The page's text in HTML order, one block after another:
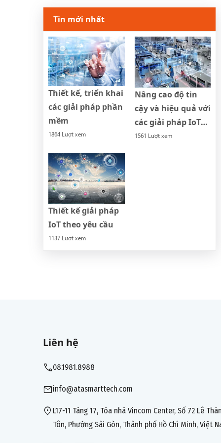
Tin mới nhất
Thiết kế, triển khai
các giải pháp phần
mềm
1864 Lượt xem
Nâng cao độ tin
cậy và hiệu quả với
các giải pháp IoT
công nghiệp
1561 Lượt xem
Thiết kế giải pháp
IoT theo yêu cầu
1137 Lượt xem
Liên hệ
call08.1981.8988
mailinfo@atasmarttech.com
location_on L17-11 Tàng 17, Tòa nhà Vincom Center, Số 72 Lê
Tôn, Phường Sài Gòn, Thành phố Hồ Chí Minh, Việt